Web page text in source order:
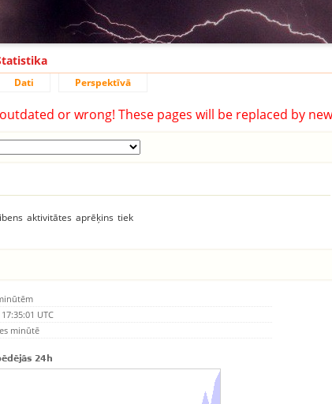
Dati Perspektīvā
or wrong! These pages will be replaced by
aktivitātes aprēķins tiek
UTC
minūtē